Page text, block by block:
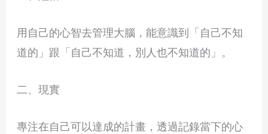
用自己的心智去管理大腦，能意識到「自己不知
道的」跟「自己不知道，別人也不知道的」。
二、現實
專注在自己可以達成的計畫，透過記錄當下的心